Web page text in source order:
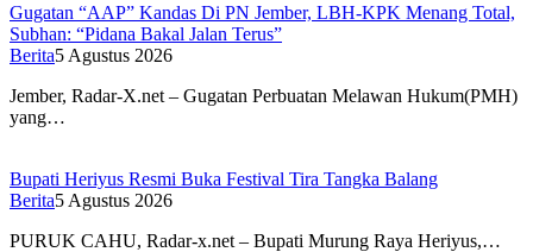
Gugatan “AAP” Kandas Di PN Jember, LBH-KPK Menang Total,
Subhan: “Pidana Bakal Jalan Terus”
Berita5 Agustus 2026
Jember, Radar-X.net – Gugatan Perbuatan Melawan Hukum(PMH)
yang…
Bupati Heriyus Resmi Buka Festival Tira Tangka Balang
Berita5 Agustus 2026
PURUK CAHU, Radar-x.net – Bupati Murung Raya Heriyus,…